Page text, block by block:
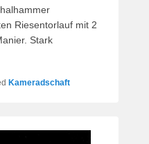
Riesentorlauf mit 2
Stark
Kameradschaft